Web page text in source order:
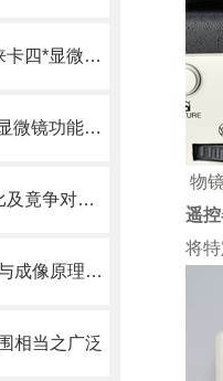
尼康、奥林巴斯、蔡司、徕卡四*显微镜功能对比
奥林巴斯，徕卡，尼康三*显微镜功能及品牌哪个好
日本尼康显微镜功能间对比及竟争对手品牌对比
SZ61体视显微镜光学结构与成像原理详解
相当之广泛
物
遥
将